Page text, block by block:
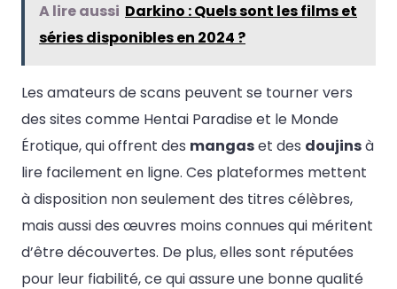
A lire aussi Darkino : Quels sont les films et
séries disponibles en 2024 ?
Les amateurs de scans peuvent se tourner vers
des sites comme Hentai Paradise et le Monde
Érotique, qui offrent des mangaset des doujinsà
lire facilement en ligne. Ces plateformes mettent
à disposition non seulement des titres célèbres,
mais aussi des œuvres moins connues qui méritent
d’être découvertes. De plus, elles sont réputées
pour leur fiabilité, ce qui assure une bonne qualité